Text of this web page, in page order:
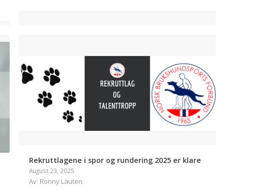
Rekruttlagene i spor og rundering 2025 er klare
August 23, 2025
Av: Ronny Lauten